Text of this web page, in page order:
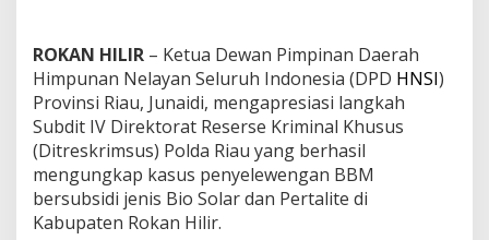
t
,
I
n
i
K
a
t
a
K
ROKAN HILIR – Ketua Dewan Pimpinan Daerah
Himpunan Nelayan Seluruh Indonesia (DPD HNSI)
Provinsi Riau, Junaidi, mengapresiasi langkah
Subdit IV Direktorat Reserse Kriminal Khusus
(Ditreskrimsus) Polda Riau yang berhasil
mengungkap kasus penyelewengan BBM
bersubsidi jenis Bio Solar dan Pertalite di
Kabupaten Rokan Hilir.